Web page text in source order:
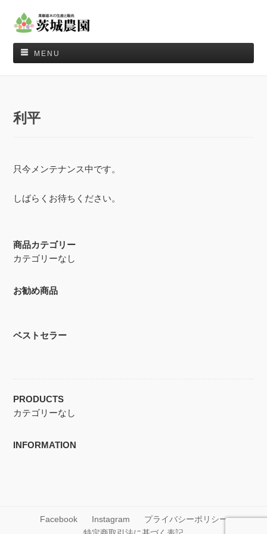
MENU
利平
只今メンテナンス中です。
しばらくお待ちください。
商品カテゴリー
カテゴリーなし
お勧め商品
ベストセラー
PRODUCTS
カテゴリーなし
INFORMATION
Facebook Instagram
プライバシーポリシー